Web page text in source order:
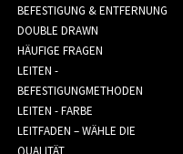
BEFESTIGUNG & ENTFERNUNG
DOUBLE DRAWN
HÄUFIGE FRAGEN
LEITEN -
BEFESTIGUNGMETHODEN
LEITEN - FARBE
LEITFADEN – WÄHLE DIE
QUALITÄT